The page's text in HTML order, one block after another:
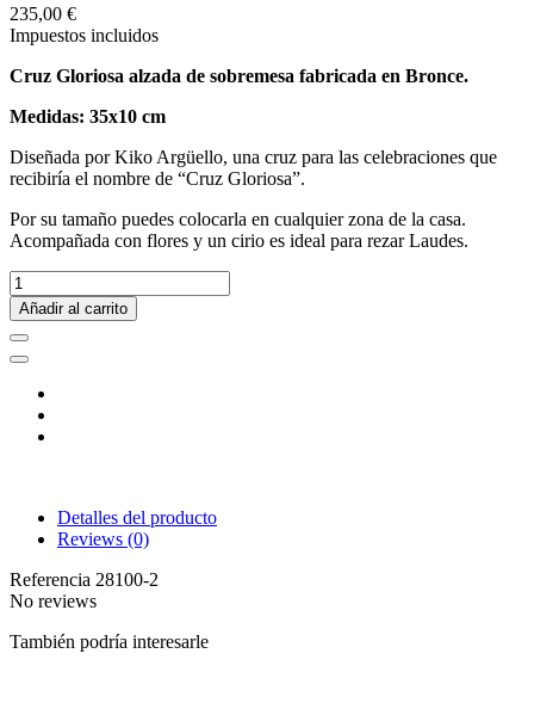
235,00 €
Impuestos incluidos
Cruz Gloriosa alzada de sobremesa fabricada en Bronce.
Medidas: 35x10 cm
Diseñada por Kiko Argüello, una cruz para las celebraciones que
recibiría el nombre de “Cruz Gloriosa”.
Por su tamaño puedes colocarla en cualquier zona de la casa.
Acompañada con flores y un cirio es ideal para rezar Laudes.
Añadir al carrito
Detalles del producto
Reviews (0)
Referencia 28100-2
No reviews
También podría interesarle